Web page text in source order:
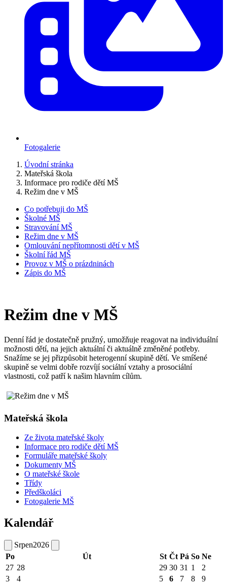
Fotogalerie
Úvodní stránka
Mateřská škola
Informace pro rodiče dětí MŠ
Režim dne v MŠ
Co potřebuji do MŠ
Školné MŠ
Stravování MŠ
Režim dne v MŠ
Omlouvání nepřítomnosti dětí v MŠ
Školní řád MŠ
Provoz v MŠ o prázdninách
Zápis do MŠ
Režim dne v MŠ
Denní řád je dostatečně pružný, umožňuje reagovat na individuální
možnosti dětí, na jejich aktuální či aktuálně změněné potřeby.
Snažíme se jej přizpůsobit heterogenní skupině dětí. Ve smíšené
skupině se velmi dobře rozvíjí sociální vztahy a prosociální
vlastnosti, což patří k našim hlavním cílům.
Mateřská škola
Ze života mateřské školy
Informace pro rodiče dětí MŠ
Formuláře mateřské školy
Dokumenty MŠ
O mateřské škole
Třídy
Předškoláci
Fotogalerie MŠ
Kalendář
Srpen2026
Po
Út St Čt Pá So Ne
27 28 29 30 31 1
2
3
4 5 6 7 8
9